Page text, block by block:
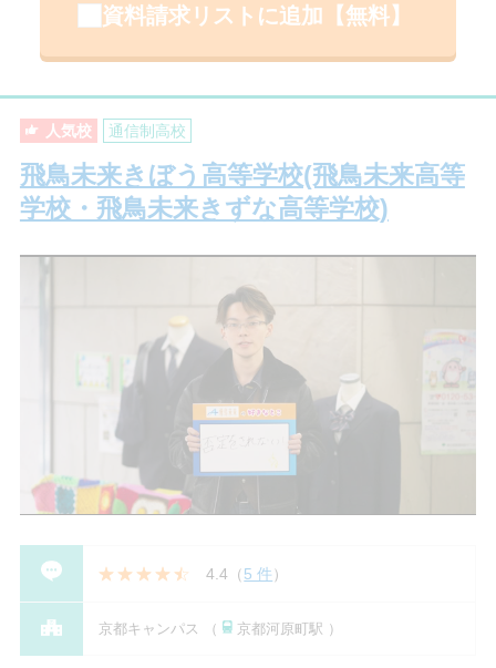
資料請求リストに追加【無料】
人気校 通信制高校
飛鳥未来きぼう高等学校(飛鳥未来高等
学校・飛鳥未来きずな高等学校)
4.4 （5 件）
京都キャンパス （ 京都河原町駅 ）